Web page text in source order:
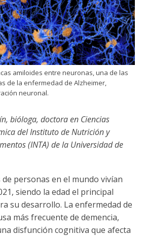
Funcionarias/os
amiloides entre neuronas, una de las
de la enfermedad de Alzheimer,
neuronal.
bióloga, doctora en Ciencias
del Instituto de Nutrición y
(INTA) de la Universidad de
personas en el mundo vivían
siendo la edad el principal
su desarrollo. La enfermedad de
más frecuente de demencia,
disfunción cognitiva que afecta